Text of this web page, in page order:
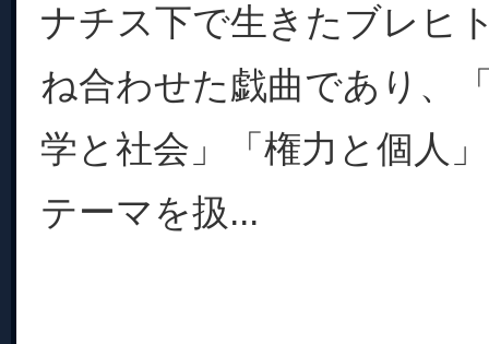
ナチス下で生きたブレヒ
ね合わせた戯曲であり、
学と社会」「権力と個人
テーマを扱...